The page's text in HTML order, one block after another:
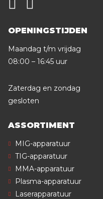
OPENINGSTIJDEN
Maandag t/m vrijdag
08:00 – 16:45 uur
Zaterdag en zondag
gesloten
ASSORTIMENT
MIG-apparatuur
TIG-apparatuur
MMA-apparatuur
Plasma-apparatuur
Laserapparatuur